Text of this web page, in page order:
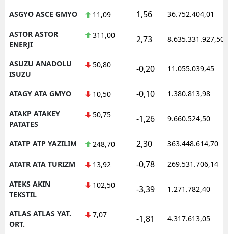
ASGYO ASCE GMYO 11,09 1,56 36.752.404,01
ASTOR ASTOR
ENERJI
311,00 2,73 8.635.331.927,50
ASUZU ANADOLU
ISUZU
50,80 -0,20 11.055.039,45
ATAGY ATA GMYO 10,50 -0,10 1.380.813,98
ATAKP ATAKEY
PATATES
50,75 -1,26 9.660.524,50
ATATP ATP YAZILIM 248,70 2,30 363.448.614,70
ATATR ATA TURIZM 13,92 -0,78 269.531.706,14
ATEKS AKIN
TEKSTIL
102,50 -3,39 1.271.782,40
ATLAS ATLAS YAT.
ORT.
7,07 -1,81 4.317.613,05